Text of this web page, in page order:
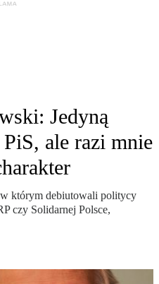
Jedyną
ale razi mnie
którym debiutowali politycy
czy Solidarnej Polsce,